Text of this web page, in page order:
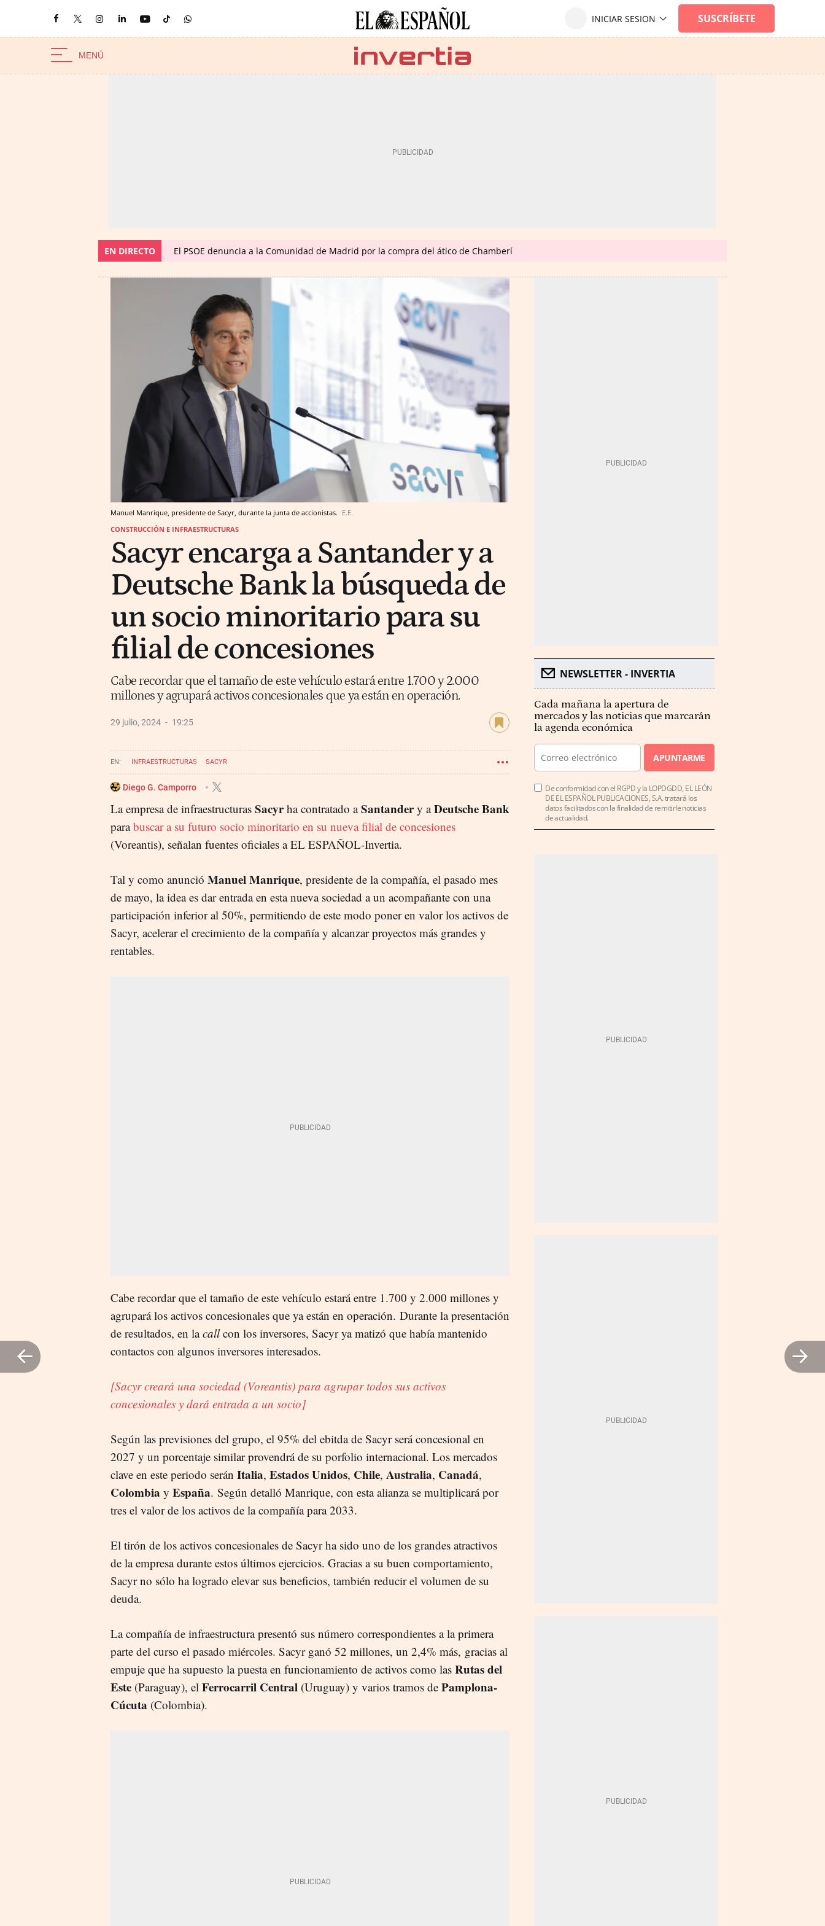
EN DIRECTO El PSOE denuncia a la Comunidad de Madrid por la compra del ático de Chamberí
Manuel Manrique, presidente de Sacyr, durante la junta de accionistas. E.E.
CONSTRUCCIÓN E INFRAESTRUCTURAS
Sacyr encarga a Santander y a
Deutsche Bank la búsqueda de
un socio minoritario para su
filial de concesiones
Cabe recordar que el tamaño de este vehículo estará entre 1.700 y 2.000
millones y agrupará activos concesionales que ya están en operación.
29 julio, 2024 19:25
INFRAESTRUCTURAS SACYR
Diego G. Camporro
La empresa de infraestructuras Sacyrha contratado aSantandery aDeutsche Bank
parabuscar a su futuro socio minoritario en su nueva filial de concesiones
(Voreantis), señalan fuentes oficiales a EL ESPAÑOL-Invertia.
Tal y como anunció Manuel Manrique, presidente de la compañía, el pasado mes
de mayo, la idea es dar entrada en esta nueva sociedad a un acompañante con una
participación inferior al 50%, permitiendo de este modo poner en valor los activos de
Sacyr, acelerar el crecimiento de la compañía y alcanzar proyectos más grandes y
rentables.
Cabe recordar que el tamaño de este vehículo estará entre 1.700 y 2.000 millones y
agrupará los activos concesionales que ya están en operación. Durante la presentación
de resultados, en lacallcon los inversores, Sacyr ya matizó que había mantenido
contactos con algunos inversores interesados.
[Sacyr creará una sociedad (Voreantis) para agrupar todos sus activos
concesionales y dará entrada a un socio]
Según las previsiones del grupo, el 95% del ebitda de Sacyr será concesional en
2027 y un porcentaje similar provendrá de su porfolio internacional. Los mercados
clave en este periodo serán Italia, Estados Unidos, Chile, Australia, Canadá,
Colombia y España. Según detalló Manrique, con esta alianza se multiplicará por
tres el valor de los activos de la compañía para 2033.
El tirón de los activos concesionales de Sacyr ha sido uno de los grandes atractivos
de la empresa durante estos últimos ejercicios. Gracias a su buen comportamiento,
Sacyr no sólo ha logrado elevar sus beneficios, también reducir el volumen de su
deuda.
La compañía de infraestructura presentó sus número correspondientes a la primera
parte del curso el pasado miércoles. Sacyr ganó 52 millones, un 2,4% más, gracias al
empuje que ha supuesto la puesta en funcionamiento de activos como las Rutas del
Este (Paraguay), el Ferrocarril Central (Uruguay) y varios tramos de Pamplona-
Cúcuta (Colombia).
NEWSLETTER - INVERTIA
Cada mañana la apertura de
mercados y las noticias que marcarán
la agenda económica
APUNTARME
De conformidad con el RGPD y la LOPDGDD, EL LEÓN
DE EL ESPAÑOL PUBLICACIONES, S.A. tratará los
datos facilitados con la finalidad de remitirle noticias
de actualidad.